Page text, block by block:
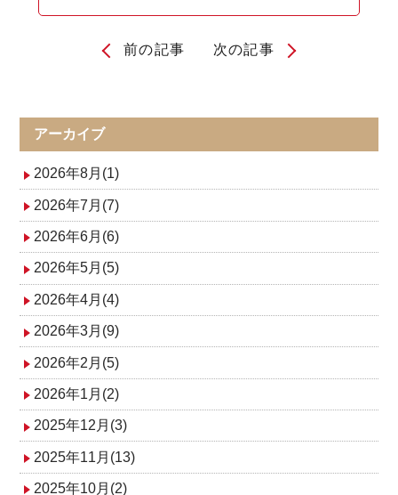
ナ
ビ
ゲ
ー
シ
ョ
ン
前の記事 次の記事
アーカイブ
2026年8月(1)
2026年7月(7)
2026年6月(6)
2026年5月(5)
2026年4月(4)
2026年3月(9)
2026年2月(5)
2026年1月(2)
2025年12月(3)
2025年11月(13)
2025年10月(2)